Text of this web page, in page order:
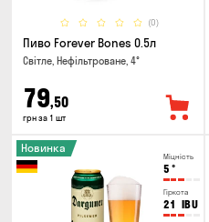
(0)
Пиво Forever Bones 0.5л
Світле, Нефільтроване, 4°
79,50
грн за 1 шт
Міцність
5 °
Гіркота
21 IBU
Новинка